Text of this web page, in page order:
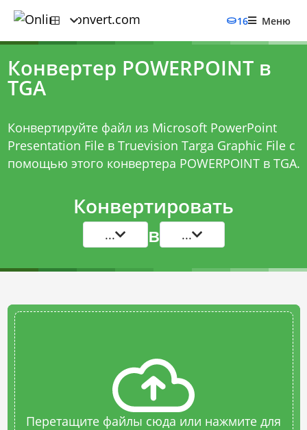
16 Меню
Конвертер POWERPOINT в
TGA
Конвертируйте файл из Microsoft PowerPoint
Presentation File в Truevision Targa Graphic File с
помощью этого конвертера POWERPOINT в TGA.
Конвертировать
... в ...
Перетащите файлы сюда или нажмите для